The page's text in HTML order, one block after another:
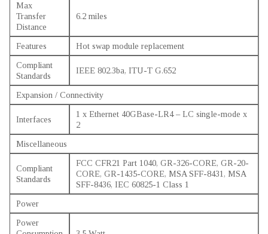
Max
Transfer
Distance
6.2 miles
Features
Hot swap module replacement
Compliant
Standards
IEEE 802.3ba, ITU-T G.652
Expansion / Connectivity
Interfaces
1 x Ethernet 40GBase-LR4 – LC single-mode x
2
Miscellaneous
Compliant
Standards
FCC CFR21 Part 1040, GR-326-CORE, GR-20-
CORE, GR-1435-CORE, MSA SFF-8431, MSA
SFF-8436, IEC 60825-1 Class 1
Power
Power